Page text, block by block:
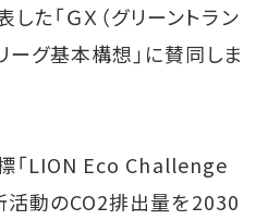
た「ＧＸ（グリーントラン
ーグ基本構想」に賛同しま
「LION Eco Challenge
活動のCO2排出量を2030